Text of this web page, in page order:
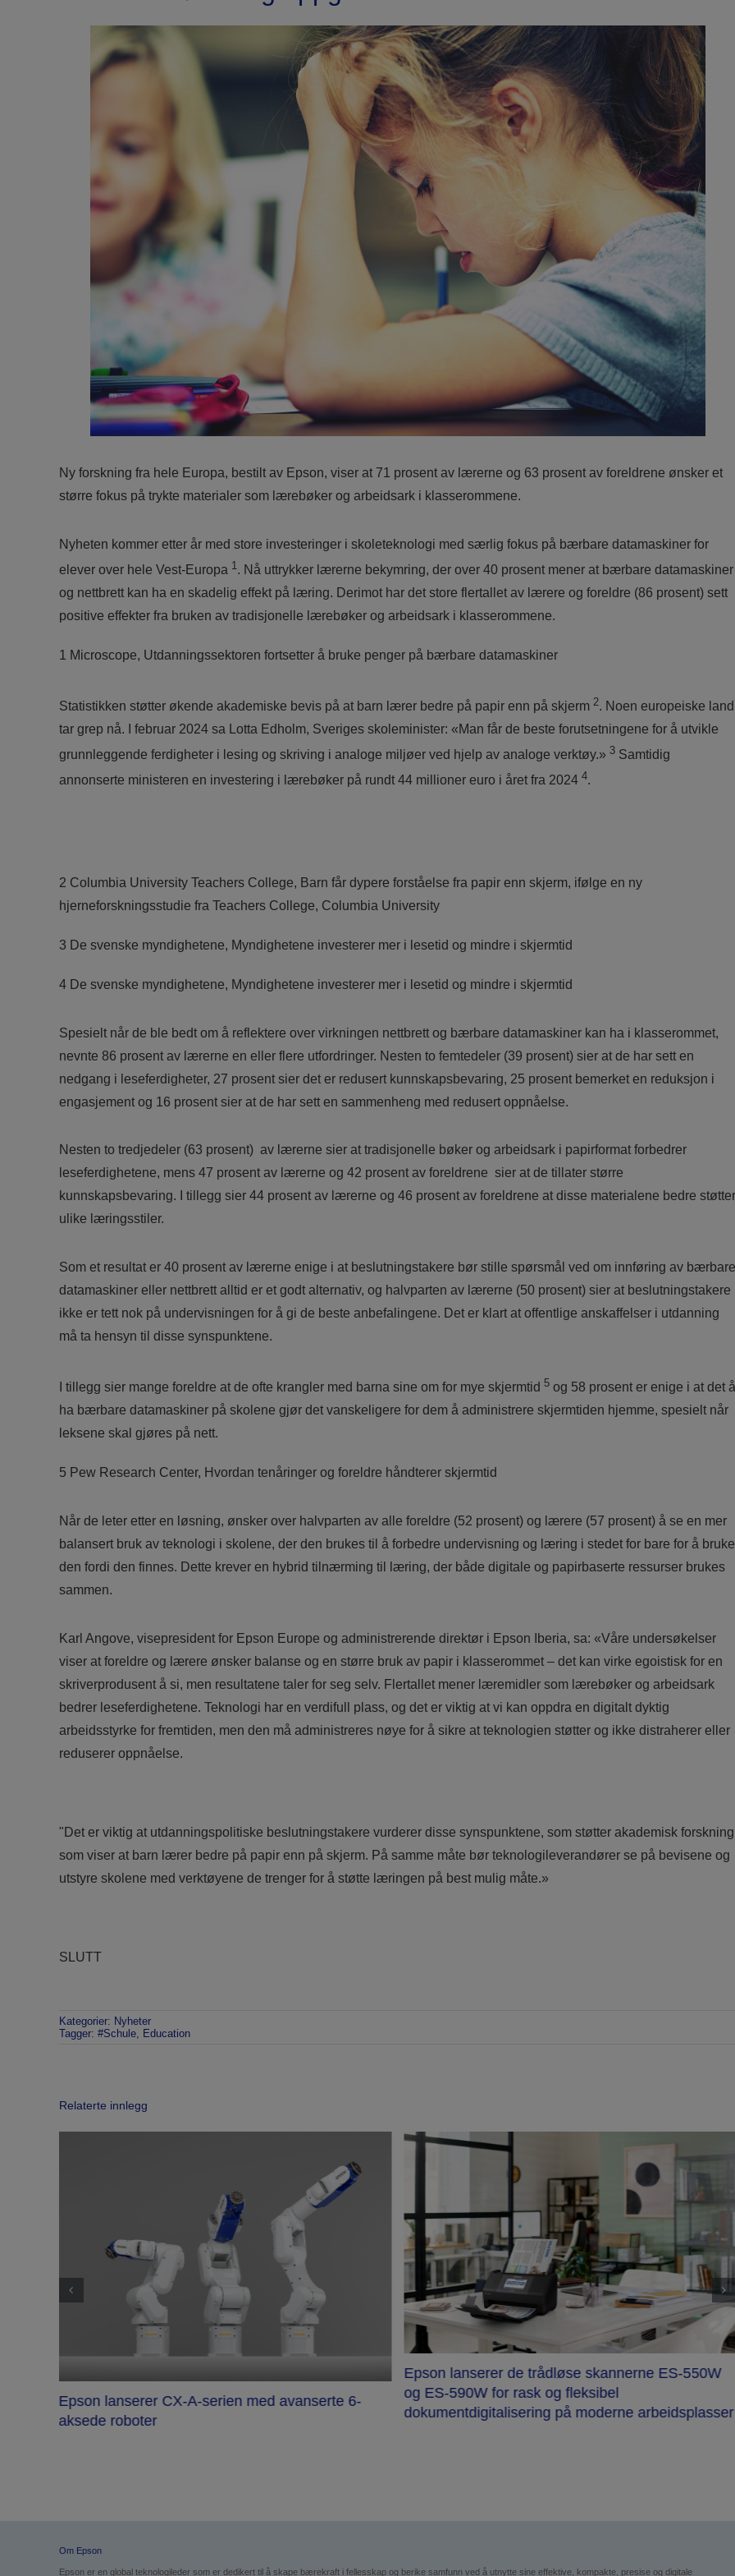
Ny forskning fra hele Europa, bestilt av Epson, viser at 71 prosent av lærerne og 63 prosent av foreldrene ønsker et
større fokus på trykte materialer som lærebøker og arbeidsark i klasserommene.
Nyheten kommer etter år med store investeringer i skoleteknologi med særlig fokus på bærbare datamaskiner for
elever over hele Vest-Europa 1. Nå uttrykker lærerne bekymring, der over 40 prosent mener at bærbare datamaskiner
og nettbrett kan ha en skadelig effekt på læring. Derimot har det store flertallet av lærere og foreldre (86 prosent) sett
positive effekter fra bruken av tradisjonelle lærebøker og arbeidsark i klasserommene.
1 Microscope, Utdanningssektoren fortsetter å bruke penger på bærbare datamaskiner
Statistikken støtter økende akademiske bevis på at barn lærer bedre på papir enn på skjerm 2. Noen europeiske land
tar grep nå. I februar 2024 sa Lotta Edholm, Sveriges skoleminister: «Man får de beste forutsetningene for å utvikle
grunnleggende ferdigheter i lesing og skriving i analoge miljøer ved hjelp av analoge verktøy.» 3Samtidig
annonserte ministeren en investering i lærebøker på rundt 44 millioner euro i året fra 2024 4.
2 Columbia University Teachers College, Barn får dypere forståelse fra papir enn skjerm, ifølge en ny
hjerneforskningsstudie fra Teachers College, Columbia University
3 De svenske myndighetene, Myndighetene investerer mer i lesetid og mindre i skjermtid
4 De svenske myndighetene, Myndighetene investerer mer i lesetid og mindre i skjermtid
Spesielt når de ble bedt om å reflektere over virkningen nettbrett og bærbare datamaskiner kan ha i klasserommet,
nevnte 86 prosent av lærerne en eller flere utfordringer. Nesten to femtedeler (39 prosent) sier at de har sett en
nedgang i leseferdigheter, 27 prosent sier det er redusert kunnskapsbevaring, 25 prosent bemerket en reduksjon i
engasjement og 16 prosent sier at de har sett en sammenheng med redusert oppnåelse.
Nesten to tredjedeler (63 prosent) av lærerne sier at tradisjonelle bøker og arbeidsark i papirformat forbedrer
leseferdighetene, mens 47 prosent av lærerne og 42 prosent av foreldrene sier at de tillater større
kunnskapsbevaring. I tillegg sier 44 prosent av lærerne og 46 prosent av foreldrene at disse materialene bedre støtter
ulike læringsstiler.
Som et resultat er 40 prosent av lærerne enige i at beslutningstakere bør stille spørsmål ved om innføring av bærbare
datamaskiner eller nettbrett alltid er et godt alternativ, og halvparten av lærerne (50 prosent) sier at beslutningstakere
ikke er tett nok på undervisningen for å gi de beste anbefalingene. Det er klart at offentlige anskaffelser i utdanning
må ta hensyn til disse synspunktene.
I tillegg sier mange foreldre at de ofte krangler med barna sine om for mye skjermtid 5og 58 prosent er enige i at det å
ha bærbare datamaskiner på skolene gjør det vanskeligere for dem å administrere skjermtiden hjemme, spesielt når
leksene skal gjøres på nett.
5 Pew Research Center, Hvordan tenåringer og foreldre håndterer skjermtid
Når de leter etter en løsning, ønsker over halvparten av alle foreldre (52 prosent) og lærere (57 prosent) å se en mer
balansert bruk av teknologi i skolene, der den brukes til å forbedre undervisning og læring i stedet for bare for å bruke
den fordi den finnes. Dette krever en hybrid tilnærming til læring, der både digitale og papirbaserte ressurser brukes
sammen.
Karl Angove, visepresident for Epson Europe og administrerende direktør i Epson Iberia, sa: «Våre undersøkelser
viser at foreldre og lærere ønsker balanse og en større bruk av papir i klasserommet – det kan virke egoistisk for en
skriverprodusent å si, men resultatene taler for seg selv. Flertallet mener læremidler som lærebøker og arbeidsark
bedrer leseferdighetene. Teknologi har en verdifull plass, og det er viktig at vi kan oppdra en digitalt dyktig
arbeidsstyrke for fremtiden, men den må administreres nøye for å sikre at teknologien støtter og ikke distraherer eller
reduserer oppnåelse.
"Det er viktig at utdanningspolitiske beslutningstakere vurderer disse synspunktene, som støtter akademisk forskning
som viser at barn lærer bedre på papir enn på skjerm. På samme måte bør teknologileverandører se på bevisene og
utstyre skolene med verktøyene de trenger for å støtte læringen på best mulig måte.»
SLUTT
Kategorier: Nyheter
Tagger: #Schule, Education
Relaterte innlegg
Epson lanserer CX-A-serien med avanserte 6-
aksede roboter
Epson lanserer de trådløse skannerne ES-550W
og ES-590W for rask og fleksibel
dokumentdigitalisering på moderne arbeidsplasser
Om Epson
Epson er en global teknologileder som er dedikert til å skape bærekraft i fellesskap og berike samfunn ved å utnytte sine effektive, kompakte, presise og digitale